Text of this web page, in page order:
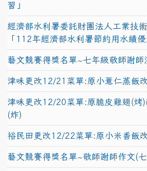
習」
經濟部水利署委託財團法人工業技
「112年經濟部水利署節約用水績優
藝文競賽得獎名單~七年級敬師謝師
津味更改12/21菜單:原小薏仁蒸飯
津味更改12/20菜單:原脆皮雞翅(烤)
(炸)
裕民田更改12/22菜單:原小米香飯
藝文競賽得獎名單~敬師謝師作文(